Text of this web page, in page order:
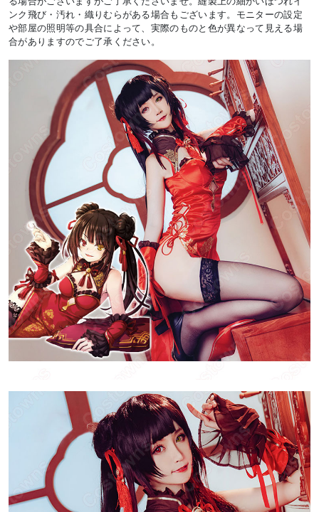
ンク飛び・汚れ・織りむらがある場合もございます。モニターの設定
や部屋の照明等の具合によって、実際のものと色が異なって見える場
合がありますのでご了承ください。